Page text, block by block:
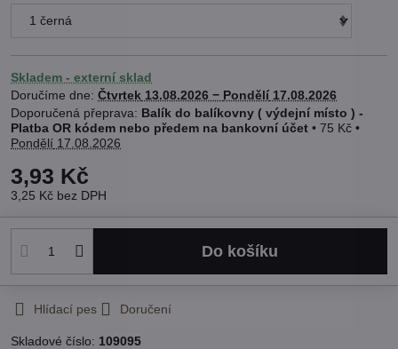
Skladem - externí sklad
Doručíme dne: Čtvrtek 13.08.2026 − Pondělí 17.08.2026
Balík do balíkovny ( výdejní místo ) -
Platba OR kódem nebo předem na bankovní účet • 75 Kč •
Pondělí 17.08.2026
3,93 Kč
3,25 Kč bez DPH
Do košíku
Hlídací pes Doručení
Skladové číslo: 109095